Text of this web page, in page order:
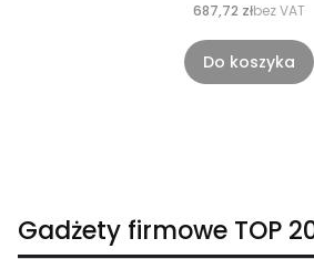
687,72 złbez VAT
Do koszyka
Gadżety firmowe TOP